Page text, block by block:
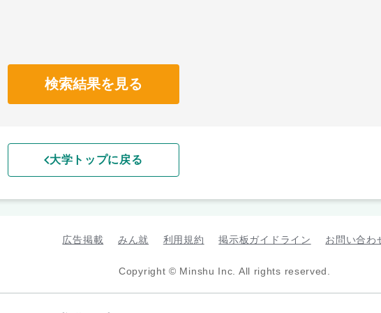
検索結果を見る
大学トップに戻る
広告掲載 みん就 利用規約 掲示板ガイドライン お問い合わ
Copyright © Minshu Inc. All rights reserved.